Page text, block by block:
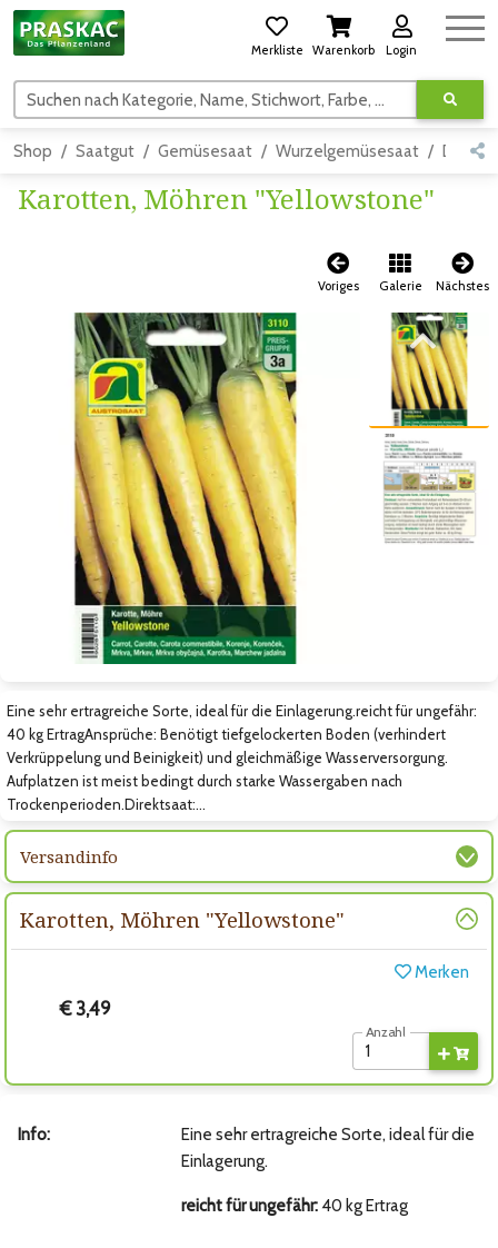
Merkliste Warenkorb Login
Suchen nach Kategorie, Name, Stichwort, Farbe, usw.
Shop Saatgut Gemüsesaat Wurzelgemüsesaat Detail
Karotten, Möhren "Yellowstone"
Voriges Galerie Nächstes
Zum vorigen Bild Zum nächsten Bild
Zum vorigen Bild
Zum nächsten Bild
Eine sehr ertragreiche Sorte, ideal für die Einlagerung.reicht für ungefähr:
40 kg ErtragAnsprüche: Benötigt tiefgelockerten Boden (verhindert
Verkrüppelung und Beinigkeit) und gleichmäßige Wasserversorgung.
Aufplatzen ist meist bedingt durch starke Wassergaben nach
Trockenperioden.Direktsaat:…
Versandinfo
Karotten, Möhren "Yellowstone"
Merken
€ 3,49
Anzahl
Info:
Eine sehr ertragreiche Sorte, ideal für die
Einlagerung.
reicht für ungefähr: 40 kg Ertrag